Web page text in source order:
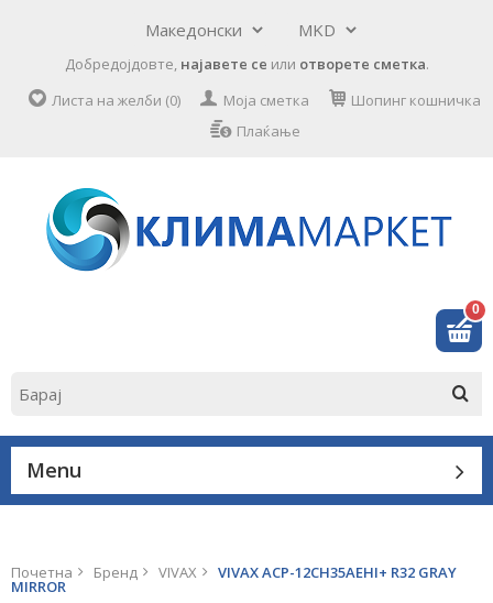
Добредојдовте, најавете се или отворете сметка.
Листа на желби (0)
Моја сметка
Шопинг кошничка
Плаќање
0
Menu
Почетна Бренд VIVAX VIVAX ACP-12CH35AEHI+ R32 GRAY
MIRROR